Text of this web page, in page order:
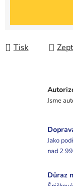
Tisk
Jsme
Jako
nad 2
Důraz